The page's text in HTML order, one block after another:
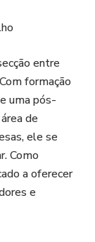
entre
formação
uma pós-
de
ele se
Como
a oferecer
e